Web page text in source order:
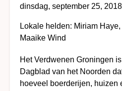
dinsdag, september 25,
Lokale helden: Miriam
Maaike Wind
Het Verdwenen Groningen
Dagblad van het Noorden
hoeveel boerderijen, huizen